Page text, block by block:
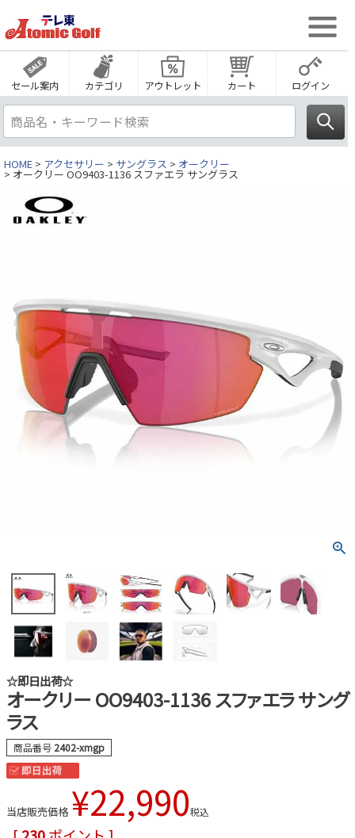
セール案内 カテゴリ アウトレット カート ログイン
HOME アクセサリー サングラス オークリー
オークリー OO9403-1136 スファエラ サングラス
☆即日出荷☆
オークリー OO9403-1136 スファエラ サング
ラス
商品番号 2402-xmgp
当店販売価格 ¥22,990税込